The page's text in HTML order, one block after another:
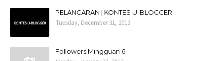
PELANCARAN | KONTES U-BLOGGER
Tuesday, December 31, 2013
Followers Mingguan 6